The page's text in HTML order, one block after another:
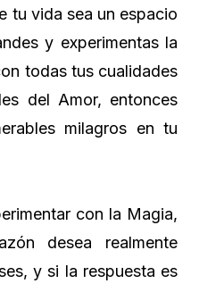
tu vida sea un espacio
y experimentas la
todas tus cualidades
del Amor, entonces
milagros en tu
con la Magia,
desea realmente
y si la respuesta es